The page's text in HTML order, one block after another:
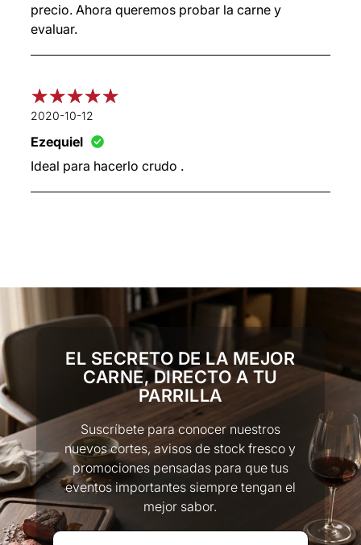
precio. Ahora queremos probar la carne y
evaluar.
2020-10-12
Ezequiel
Ideal para hacerlo crudo .
EL SECRETO DE LA MEJOR
CARNE, DIRECTO A TU
PARRILLA
Suscríbete para conocer nuestros
nuevos cortes, avisos de stock fresco y
promociones pensadas para que tus
eventos importantes siempre tengan el
mejor sabor.